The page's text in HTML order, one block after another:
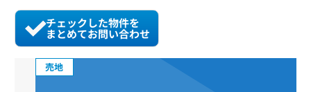
チェックした物件を
まとめてお問い合わせ
売地